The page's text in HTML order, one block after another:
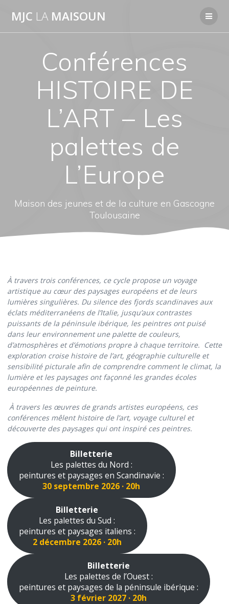
MJC LA MAISOUN
Conférences
HISTOIRE DE
L’ART – Les
palettes de
L’Europe
Maison des jeunes et de la culture en Gascogne
Toulousaine
À travers trois conférences, ce cycle propose un voyage
artistique au cœur des paysages européens et de leurs
lumières singulières. Du silence des fjords scandinaves aux
éclats méditerranéens de l’Italie, jusqu’aux contrastes
puissants de la péninsule ibérique, les peintres ont puisé
dans leur environnement une palette de couleurs,
d’atmosphères et d’émotions propre à chaque territoire. Cette
exploration croise histoire de l’art, géographie culturelle et
sensibilité picturale afin de comprendre comment le climat, la
lumière et les paysages ont façonné les grandes écoles
européennes de peinture.
À travers les œuvres de grands artistes européens, ces
conférences mêlent histoire de l’art, voyage culturel et
découverte des paysages qui ont inspiré ces peintres.
Billetterie
Les palettes du Nord :
peintures et paysages en Scandinavie :
30 septembre 2026 · 20h
Billetterie
Les palettes du Sud :
peintures et paysages italiens :
2 décembre 2026 · 20h
Billetterie
Les palettes de l’Ouest :
peintures et paysages de la péninsule ibérique :
3 février 2027 · 20h